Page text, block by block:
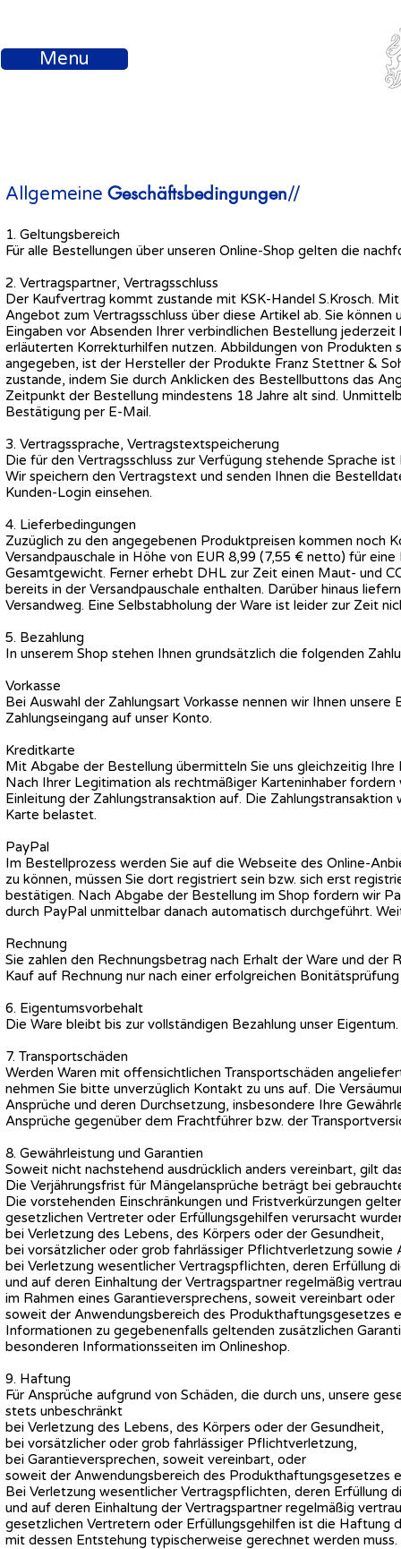
Menu
Allgemeine Geschäftsbedingungen//
1. Geltungsbereich
Für alle Bestellungen über unseren Online-Shop gelten die
2. Vertragspartner, Vertragsschluss
Der Kaufvertrag kommt zustande mit KSK-Handel S.Krosch.
Angebot zum Vertragsschluss über diese Artikel ab. Sie
Eingaben vor Absenden Ihrer verbindlichen Bestellung
erläuterten Korrekturhilfen nutzen. Abbildungen von Produkten
angegeben, ist der Hersteller der Produkte Franz Stettner &
zustande, indem Sie durch Anklicken des Bestellbuttons das
Zeitpunkt der Bestellung mindestens 18 Jahre alt sind.
Bestätigung per E-Mail.
3. Vertragssprache, Vertragstextspeicherung
Die für den Vertragsschluss zur Verfügung stehende Sprache
Wir speichern den Vertragstext und senden Ihnen die
Kunden-Login einsehen.
4. Lieferbedingungen
Zuzüglich zu den angegebenen Produktpreisen kommen noch
Versandpauschale in Höhe von EUR 8,99 (7,55 € netto) für
Gesamtgewicht. Ferner erhebt DHL zur Zeit einen Maut- und
bereits in der Versandpauschale enthalten. Darüber hinaus
Versandweg. Eine Selbstabholung der Ware ist leider zur Zeit
5. Bezahlung
In unserem Shop stehen Ihnen grundsätzlich die folgenden
Vorkasse
Bei Auswahl der Zahlungsart Vorkasse nennen wir Ihnen
Zahlungseingang auf unser Konto.
Kreditkarte
Mit Abgabe der Bestellung übermitteln Sie uns gleichzeitig Ihre
Nach Ihrer Legitimation als rechtmäßiger Karteninhaber
Einleitung der Zahlungstransaktion auf. Die
Karte belastet.
PayPal
Im Bestellprozess werden Sie auf die Webseite des Online-
zu können, müssen Sie dort registriert sein bzw. sich erst
bestätigen. Nach Abgabe der Bestellung im Shop fordern wir
durch PayPal unmittelbar danach automatisch durchgeführt.
Rechnung
Sie zahlen den Rechnungsbetrag nach Erhalt der Ware und
Kauf auf Rechnung nur nach einer erfolgreichen
6. Eigentumsvorbehalt
Die Ware bleibt bis zur vollständigen Bezahlung unser Eigentum.
7. Transportschäden
Werden Waren mit offensichtlichen Transportschäden
nehmen Sie bitte unverzüglich Kontakt zu uns auf. Die
Ansprüche und deren Durchsetzung, insbesondere Ihre
Ansprüche gegenüber dem Frachtführer bzw. der
8. Gewährleistung und Garantien
Soweit nicht nachstehend ausdrücklich anders vereinbart, gilt
Die Verjährungsfrist für Mängelansprüche beträgt bei
Die vorstehenden Einschränkungen und Fristverkürzungen
gesetzlichen Vertreter oder Erfüllungsgehilfen verursacht
bei Verletzung des Lebens, des Körpers oder der Gesundheit,
bei vorsätzlicher oder grob fahrlässiger Pflichtverletzung sowie
bei Verletzung wesentlicher Vertragspflichten, deren Erfüllung
und auf deren Einhaltung der Vertragspartner regelmäßig
im Rahmen eines Garantieversprechens, soweit vereinbart oder
soweit der Anwendungsbereich des Produkthaftungsgesetzes
Informationen zu gegebenenfalls geltenden zusätzlichen
besonderen Informationsseiten im Onlineshop.
9. Haftung
Für Ansprüche aufgrund von Schäden, die durch uns, unsere
stets unbeschränkt
bei Verletzung des Lebens, des Körpers oder der Gesundheit,
bei vorsätzlicher oder grob fahrlässiger Pflichtverletzung,
bei Garantieversprechen, soweit vereinbart, oder
soweit der Anwendungsbereich des Produkthaftungsgesetzes
Bei Verletzung wesentlicher Vertragspflichten, deren Erfüllung
und auf deren Einhaltung der Vertragspartner regelmäßig
gesetzlichen Vertretern oder Erfüllungsgehilfen ist die Haftung
mit dessen Entstehung typischerweise gerechnet werden